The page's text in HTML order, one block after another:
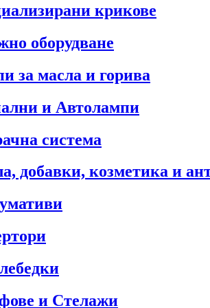
крикове
оборудване
за масла и горива
и Автолампи
система
добавки, козметика и
и Стелажи